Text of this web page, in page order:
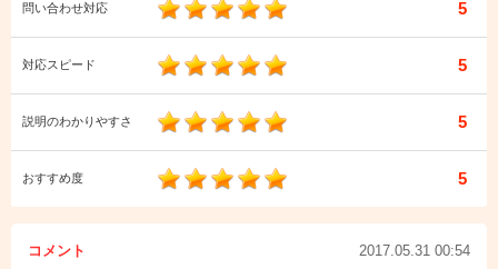
問い合わせ対応 5
対応スピード 5
説明のわかりやすさ 5
おすすめ度 5
コメント 2017.05.31 00:54